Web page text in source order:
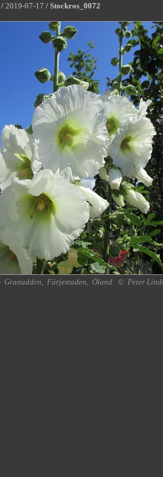
/ 2019-07-17 / Stockros_0072
Granudden, Färjestaden, Öland © Peter